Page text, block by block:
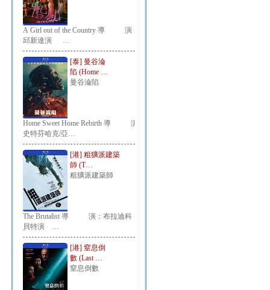
A Girl out of the Country 導 演：
邱新達演 …
[泰] 曼谷淪
陷 (Home …
曼谷淪陷
Home Sweet Home Rebirth 導 演：
史特芬哈克/亞…
[港] 粗獷派建築
師 (T…
粗獷派建築師
The Brutalist 導 演：布拉迪科
貝特演 …
[港] 窒息倒
數 (Last …
窒息倒數